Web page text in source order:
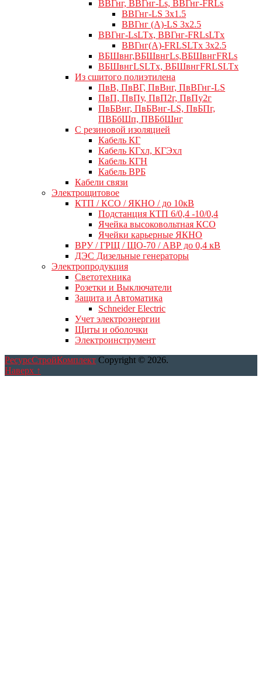
ВВГнг, ВВГнг-Ls, ВВГнг-FRLs
ВВГнг-LS 3х1.5
ВВГнг (А)-LS 3х2.5
ВВГнг-LsLTx, ВВГнг-FRLsLTx
ВВГнг(А)-FRLSLTx 3х2.5
ВБШвнг,ВБШвнгLs,ВБШвнгFRLs
ВБШвнгLSLTx, ВБШвнгFRLSLTx
Из сшитого полиэтилена
ПвВ, ПвВГ, ПвВнг, ПвВГнг-LS
ПвП, ПвПу, ПвП2г, ПвПу2г
ПвБВнг, ПвБВнг-LS, ПвБПг,
ПВБбШп, ПВБбШнг
C резиновой изоляцией
Кабель КГ
Кабель КГхл, КГЭхл
Кабель КГН
Кабель ВРБ
Кабели связи
Электрощитовое
КТП / КСО / ЯКНО / до 10кВ
Подстанция КТП 6/0,4 -10/0,4
Ячейка высоковольтная КСО
Ячейки карьерные ЯКНО
ВРУ / ГРЩ / ЩО-70 / АВР до 0,4 кВ
ДЭС Дизельные генераторы
Электропродукция
Светотехника
Розетки и Выключатели
Защита и Автоматика
Schneider Electric
Учет электроэнергии
Щиты и оболочки
Электроинструмент
РесурсСтройКомплект Copyright © 2026.
Наверх ↑